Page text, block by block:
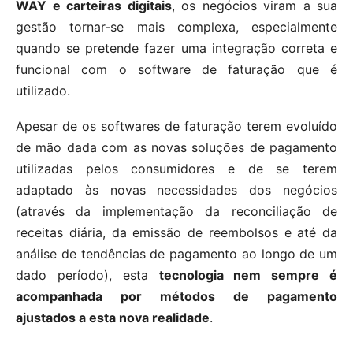
WAY e carteiras digitais, os negócios viram a sua
gestão tornar-se mais complexa, especialmente
quando se pretende fazer uma integração correta e
funcional com o software de faturação que é
utilizado.
Apesar de os softwares de faturação terem evoluído
de mão dada com as novas soluções de pagamento
utilizadas pelos consumidores e de se terem
adaptado às novas necessidades dos negócios
(através da implementação da reconciliação de
receitas diária, da emissão de reembolsos e até da
análise de tendências de pagamento ao longo de um
dado período), esta tecnologia nem sempre é
acompanhada por métodos de pagamento
ajustados a esta nova realidade.